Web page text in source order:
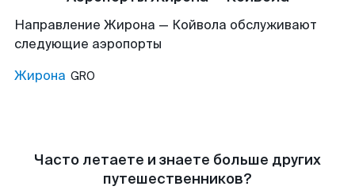
Направление Жирона — Койвола обслуживают
следующие аэропорты
Жирона GRO
Часто летаете и знаете больше других
путешественников?